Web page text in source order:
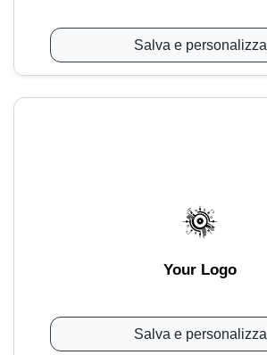
Salva e personalizza
Your Logo
Salva e personalizza